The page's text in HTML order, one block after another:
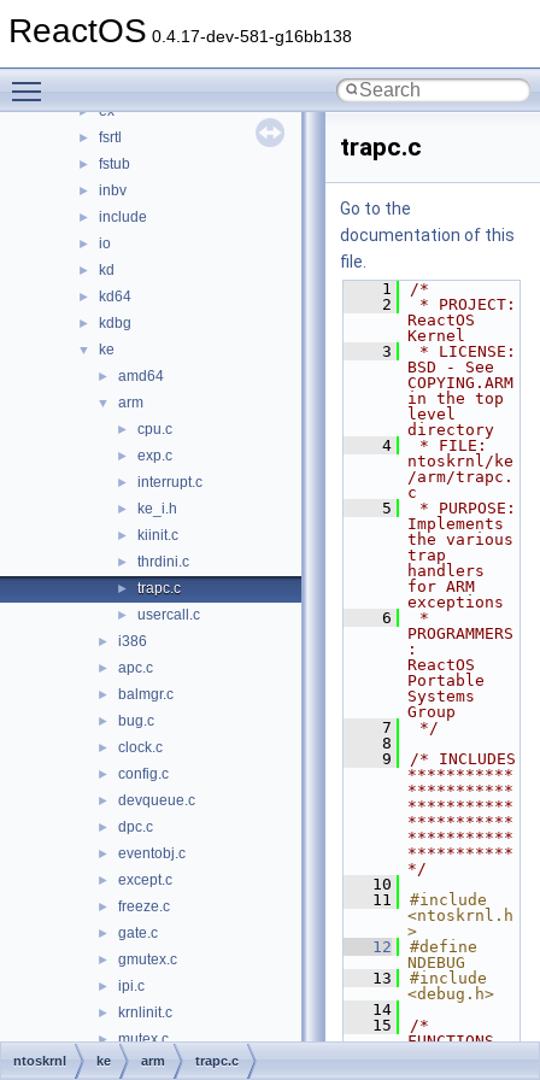
ReactOS 0.4.17-dev-581-g16bb138
► cc
► ex
► fsrtl
► fstub
► inbv
► include
► io
► kd
► kd64
► kdbg
▼ ke
► amd64
▼ arm
► cpu.c
► exp.c
► interrupt.c
► ke_i.h
► kiinit.c
► thrdini.c
► trapc.c
► usercall.c
► i386
► apc.c
► balmgr.c
► bug.c
► clock.c
► config.c
► devqueue.c
► dpc.c
► eventobj.c
► except.c
► freeze.c
► gate.c
► gmutex.c
► ipi.c
► krnlinit.c
► mutex.c
► processor.c
trapc.c
Go to the
documentation of this
file.
    1
/*
    2
* PROJECT:
ReactOS
Kernel
    3
* LICENSE:
BSD - See
COPYING.ARM
in the top
level
directory
    4
* FILE:
ntoskrnl/ke
/arm/trapc.
c
    5
* PURPOSE:
Implements
the various
trap
handlers
for ARM
exceptions
    6
*
PROGRAMMERS
:
ReactOS
Portable
Systems
Group
    7
*/
    8
    9
/* INCLUDES
***********
***********
***********
***********
***********
***********
*/
   10
   11
#include
<ntoskrnl.h
>
   12
#define
NDEBUG
   13
#include
<debug.h>
   14
   15
/*
FUNCTIONS
ntoskrnl ke arm trapc.c